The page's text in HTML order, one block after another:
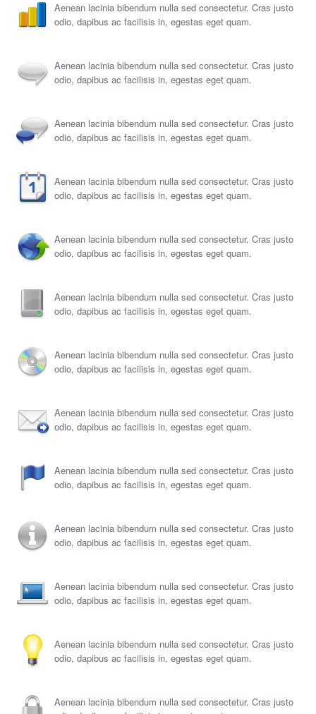
Aenean lacinia bibendum nulla sed consectetur. Cras justo
odio, dapibus ac facilisis in, egestas eget quam.
Aenean lacinia bibendum nulla sed consectetur. Cras justo
odio, dapibus ac facilisis in, egestas eget quam.
Aenean lacinia bibendum nulla sed consectetur. Cras justo
odio, dapibus ac facilisis in, egestas eget quam.
Aenean lacinia bibendum nulla sed consectetur. Cras justo
odio, dapibus ac facilisis in, egestas eget quam.
Aenean lacinia bibendum nulla sed consectetur. Cras justo
odio, dapibus ac facilisis in, egestas eget quam.
Aenean lacinia bibendum nulla sed consectetur. Cras justo
odio, dapibus ac facilisis in, egestas eget quam.
Aenean lacinia bibendum nulla sed consectetur. Cras justo
odio, dapibus ac facilisis in, egestas eget quam.
Aenean lacinia bibendum nulla sed consectetur. Cras justo
odio, dapibus ac facilisis in, egestas eget quam.
Aenean lacinia bibendum nulla sed consectetur. Cras justo
odio, dapibus ac facilisis in, egestas eget quam.
Aenean lacinia bibendum nulla sed consectetur. Cras justo
odio, dapibus ac facilisis in, egestas eget quam.
Aenean lacinia bibendum nulla sed consectetur. Cras justo
odio, dapibus ac facilisis in, egestas eget quam.
Aenean lacinia bibendum nulla sed consectetur. Cras justo
odio, dapibus ac facilisis in, egestas eget quam.
Aenean lacinia bibendum nulla sed consectetur. Cras justo